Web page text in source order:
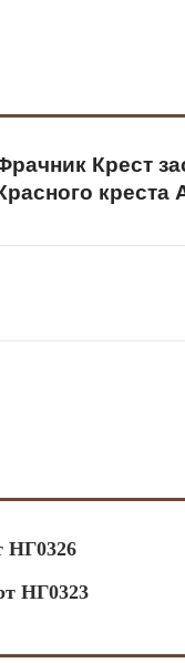
Крест
креста
НГ0326
НГ0323